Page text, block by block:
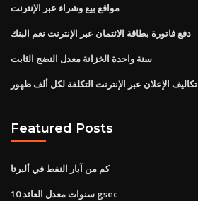
مواقع بيع وشراء عبر الإنترنت
دفع فاتورة بطاقة الائتمان عبر الإنترنت نعم البنك
سنة واحدة الخزانة معدل النضج الثابت
تكاليف الإعلان عبر الإنترنت التكلفة لكل ألف ظهور
Featured Posts
كم من آبار النفط في ألبرتا
10 سنوات معدل العائد gsec